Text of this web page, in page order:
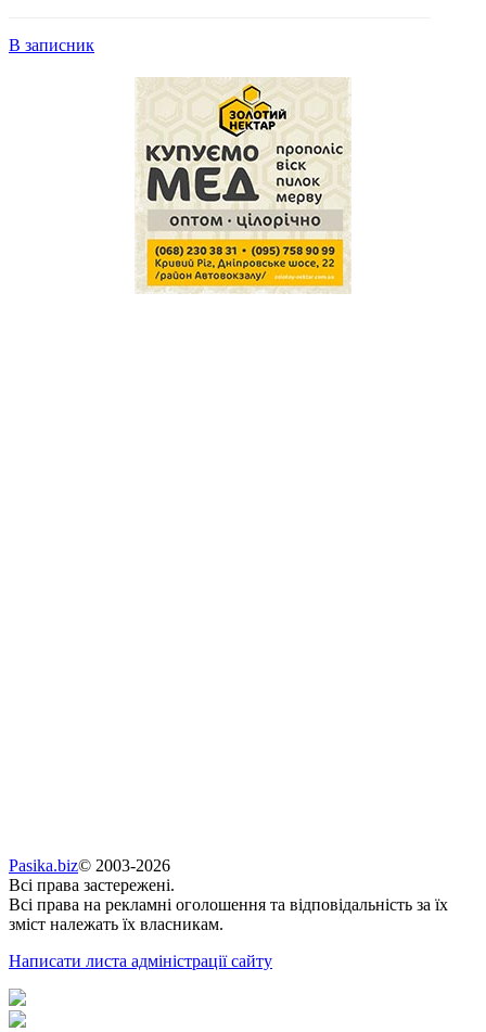
В записник
Pasika.biz© 2003-2026
Всі права застережені.
Всі права на рекламні оголошення та відповідальність за їх
зміст належать їх власникам.
Написати листа адміністрації сайту